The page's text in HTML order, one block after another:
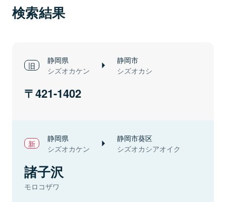
検索結果
静岡県
シズオカケン
静岡市
シズオカシ
421-1402
静岡県
シズオカケン
静岡市葵区
シズオカシアオイク
諸子沢
モロコザワ